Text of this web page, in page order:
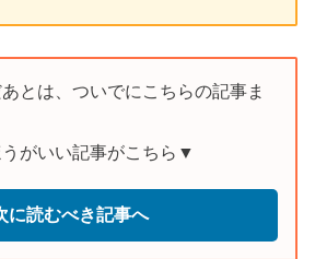
とは、ついでにこちらの記事ま
がいい記事がこちら▼
に読むべき記事へ